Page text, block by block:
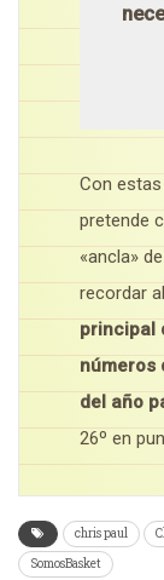
Con
pretende
«ancla»
recordar
principal
números
del año
26º en
chris paul
SomosBasket